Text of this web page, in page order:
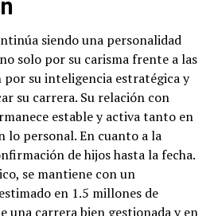
siendo una personalidad
solo por su carisma frente a las
por su inteligencia estratégica y
su carrera. Su relación con
estable y activa tanto en
lo personal. En cuanto a la
de hijos hasta la fecha.
se mantiene con un
en 1.5 millones de
una carrera bien gestionada y en